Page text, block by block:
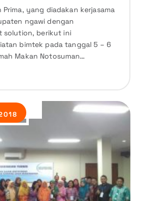
Prima, yang diadakan kerjasama
ngawi dengan
solution, berikut ini
bimtek pada tanggal 5 – 6
Makan Notosuman…